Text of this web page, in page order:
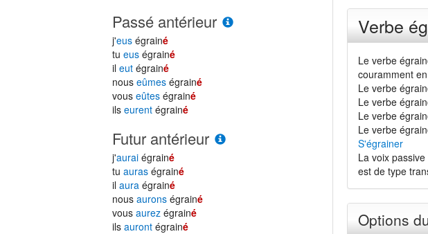
Passé antérieur
j'eus égrainé
tueus égrainé
ileut égrainé
nouseûmes égrainé
vouseûtes égrainé
ilseurent égrainé
Futur antérieur
j'aurai égrainé
tuauras égrainé
ilaura égrainé
nousaurons égrainé
vousaurez égrainé
ilsauront égrainé
Verbe
Le verbe
couramment
Le verbe
Le verbe
Le verbe
Le verbe
S'égrainer
La voix
est de type
Options